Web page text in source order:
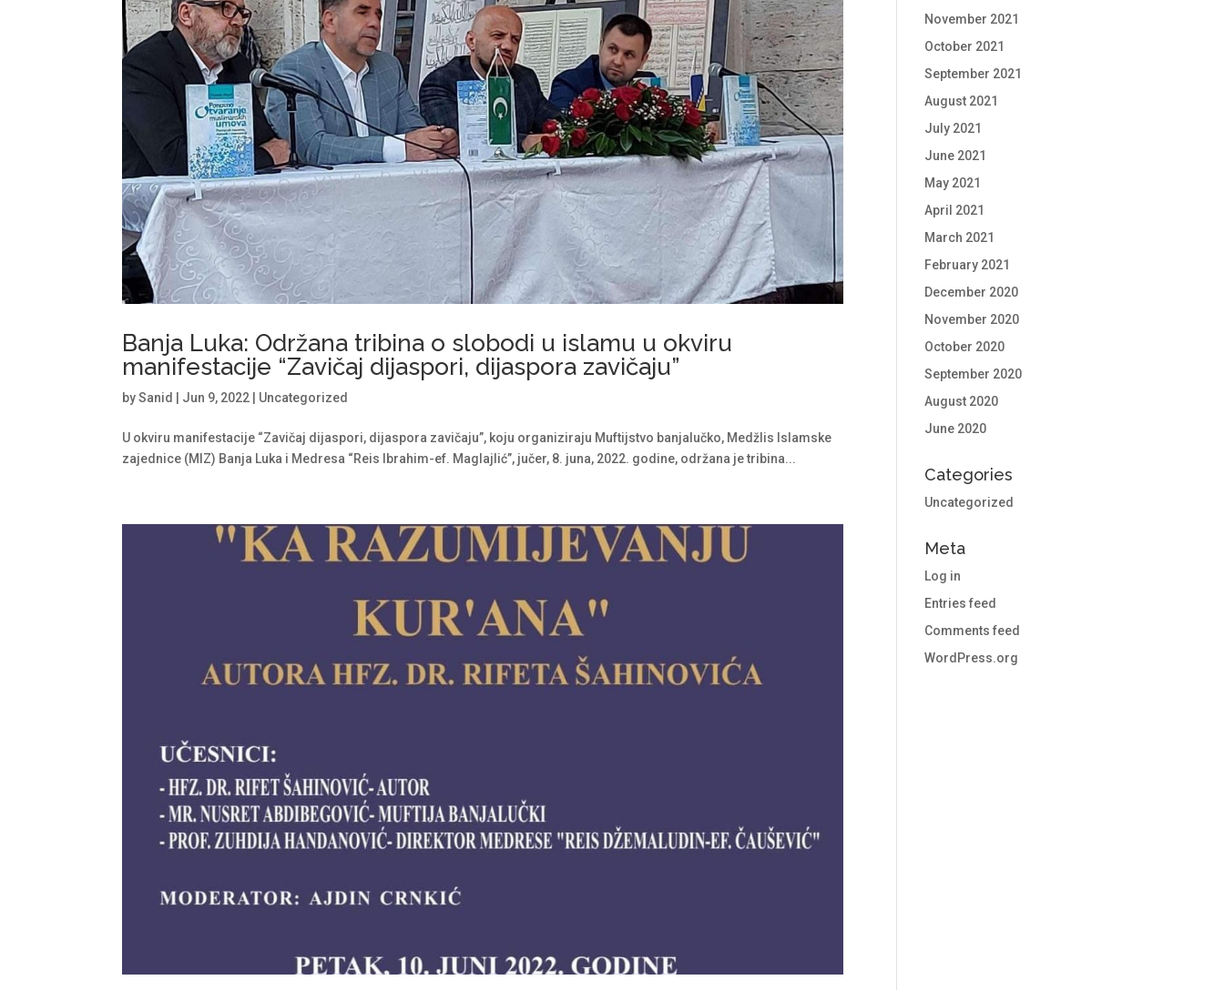
Banja Luka: Održana tribina o slobodi u islamu u okviru
manifestacije “Zavičaj dijaspori, dijaspora zavičaju”
bySanid Jun 9, 2022 Uncategorized
U okviru manifestacije “Zavičaj dijaspori, dijaspora zavičaju”, koju organiziraju Muftijstvo banjalučko, Medžlis Islamske
zajednice (MIZ) Banja Luka i Medresa “Reis Ibrahim-ef. Maglajlić”, jučer, 8. juna, 2022. godine, održana je tribina...
November 2021
October 2021
September 2021
August 2021
July 2021
June 2021
May 2021
April 2021
March 2021
February 2021
December 2020
November 2020
October 2020
September 2020
August 2020
June 2020
Categories
Uncategorized
Meta
Log in
Entries feed
Comments feed
WordPress.org